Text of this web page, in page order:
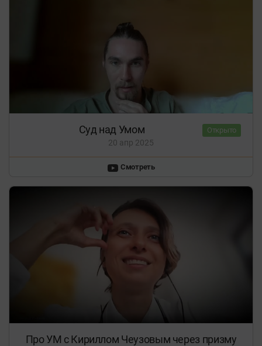
Суд над Умом Открыто
20 апр 2025
Смотреть
Про УМ с Кириллом Чеузовым через призму